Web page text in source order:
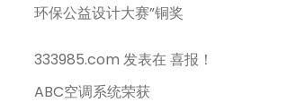
环保公益设计大赛”铜奖
333985.com 发表在喜报！
ABC空调系统荣获